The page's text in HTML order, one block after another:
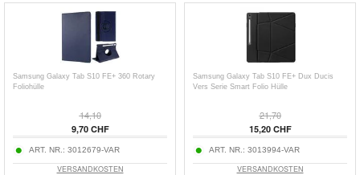
Samsung Galaxy Tab S10 FE+ 360 Rotary
Foliohülle
14,10
9,70 CHF
ART. NR.: 3012679-VAR
VERSANDKOSTEN
Samsung Galaxy Tab S10 FE+ Dux Ducis
Vers Serie Smart Folio Hülle
21,70
15,20 CHF
ART. NR.: 3013994-VAR
VERSANDKOSTEN